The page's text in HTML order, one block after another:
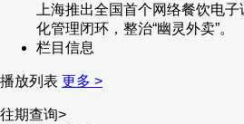
上海推出全国首个网络餐饮电
化管理闭环，整治“幽灵外卖”。
栏目信息
播放列表 更多 >
往期查询>